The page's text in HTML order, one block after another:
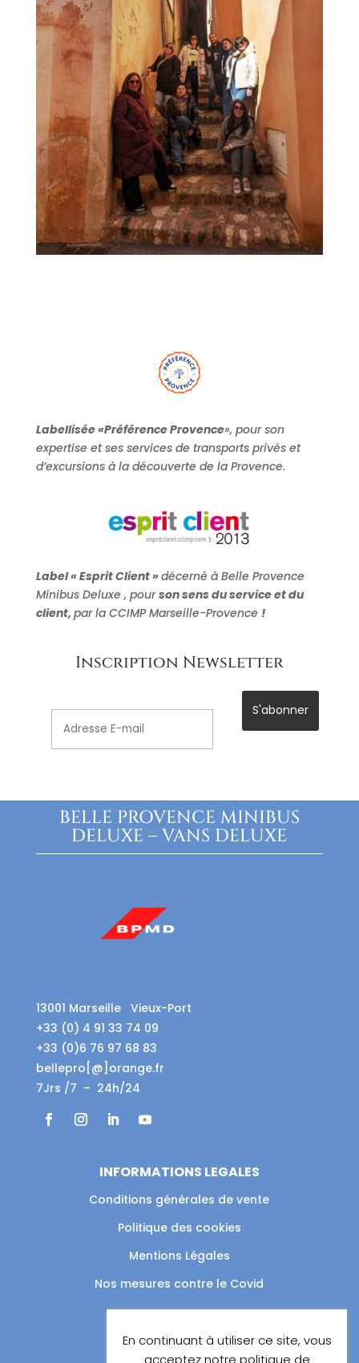
Labellisée «Préférence Provence», pour son
expertise et ses services de transports privés et
d’excursions à la découverte de la Provence.
Label « Esprit Client » décerné à Belle Provence
Minibus Deluxe , pourson sens du service et du
client, par la CCIMP Marseille-Provence !
Inscription Newsletter
BELLE PROVENCE MINIBUS
DELUXE – VANS DELUXE
13001 Marseille Vieux-Port
+33 (0) 4 91 33 74 09
+33 (0)6 76 97 68 83
bellepro[@]orange.fr
7Jrs /7 – 24h/24
INFORMATIONS LEGALES
Conditions générales de vente
Politique des cookies
Mentions Légales
Nos mesures contre le Covid
LIENS UTILES
En continuant à utiliser ce site, vous
acceptez notre politique de